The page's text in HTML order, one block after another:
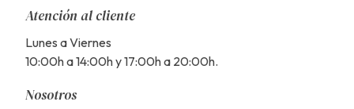
Atención al cliente
Lunes a Viernes
10:00h a 14:00h y 17:00h a 20:00h.
Nosotros